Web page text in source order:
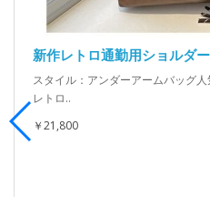
新作レトロ通勤用ショルダ
スタイル：アンダーアームバッグ
レトロ..
￥21,800